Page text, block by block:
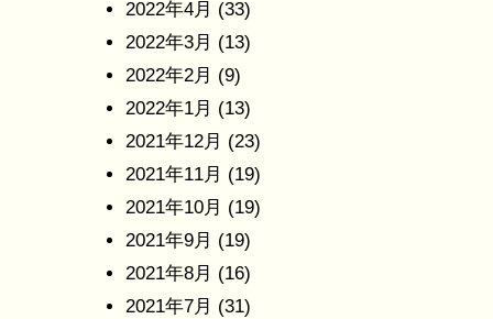
2022年4月 (33)
2022年3月 (13)
2022年2月 (9)
2022年1月 (13)
2021年12月 (23)
2021年11月 (19)
2021年10月 (19)
2021年9月 (19)
2021年8月 (16)
2021年7月 (31)